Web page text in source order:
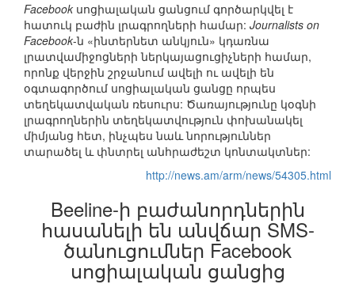
Facebook սոցիալական ցանցում գործարկվել է
հատուկ բաժին լրագրողների համար: Journalists on
Facebook-ն «ինտերնետ անկյուն» կդառնա
լրատվամիջոցների ներկայացուցիչների համար,
որոնք վերջին շրջանում ավելի ու ավելի են
օգտագործում սոցիալական ցանցը որպես
տեղեկատվական ռեսուրս: Ծառայությունը կօգնի
լրագրողներին տեղեկատվություն փոխանակել
միմյանց հետ, ինչպես նաև նորություններ
տարածել և փնտրել անհրաժեշտ կոնտակտներ:
http://news.am/arm/news/54305.html
Beeline-ի բաժանորդներին
հասանելի են անվճար SMS-
ծանուցումներ Facebook
սոցիալական ցանցից